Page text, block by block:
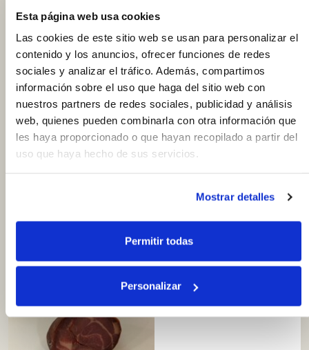
Esta página web usa cookies
Las cookies de este sitio web se usan para personalizar el
contenido y los anuncios, ofrecer funciones de redes
sociales y analizar el tráfico. Además, compartimos
información sobre el uso que haga del sitio web con
nuestros partners de redes sociales, publicidad y análisis
web, quienes pueden combinarla con otra información que
les haya proporcionado o que hayan recopilado a partir del
uso que haya hecho de sus servicios.
Mostrar detalles
Permitir todas
Personalizar
13.95€
170 g 82.06€ / kg info
shopping_cart
info
shopping_cart